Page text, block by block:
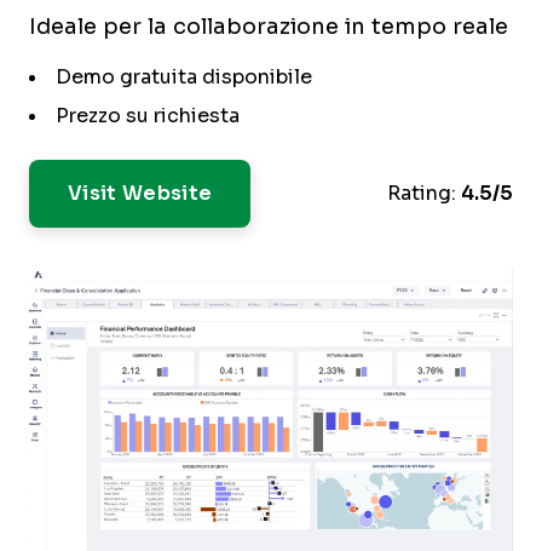
Ideale per la collaborazione in tempo reale
Demo gratuita disponibile
Prezzo su richiesta
Visit Website Rating: 4.5/5